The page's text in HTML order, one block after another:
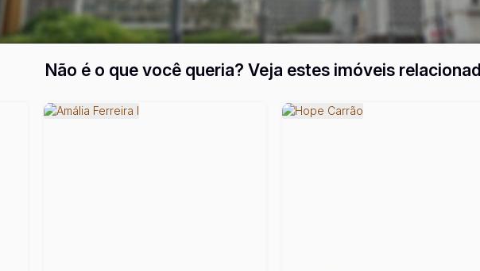
Não é o que você queria? Veja estes imóveis